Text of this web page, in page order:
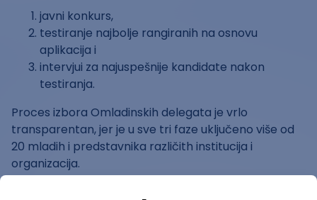
javni konkurs,
testiranje najbolje rangiranih na osnovu
aplikacija i
intervjui za najuspešnije kandidate nakon
testiranja.
Proces izbora Omladinskih delegata je vrlo
transparentan, jer je u sve tri faze uključeno više od
20 mladih i predstavnika različith institucija i
organizacija.